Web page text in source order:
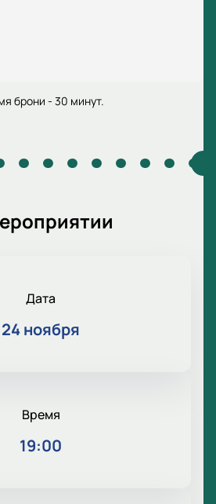
брони - 30 минут.
Дата
24 ноября
Время
19:00